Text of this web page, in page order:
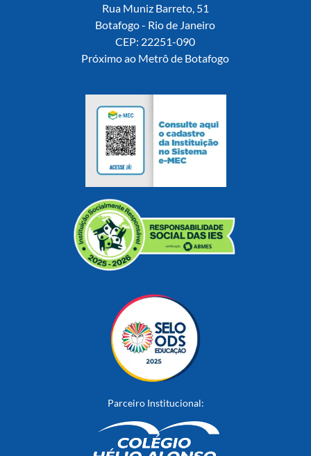
Rua Muniz Barreto, 51
Botafogo - Rio de Janeiro
CEP: 22251-090
Próximo ao Metrô de Botafogo
Parceiro Institucional: